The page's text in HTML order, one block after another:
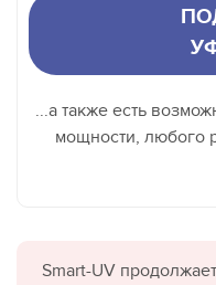
...а также есть
мощности, любого
Smart-UV